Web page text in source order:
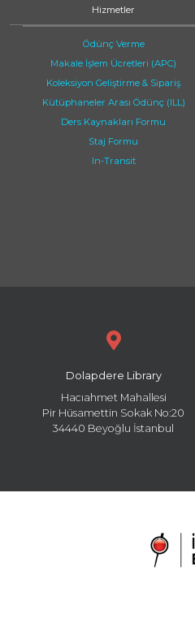
Hizmetler
Ödünç Verme
Makale İşlem Ücretleri (APC)
Koleksiyon Geliştirme & Sipariş
Kütüphaneler Arası Ödünç (ILL)
Ders Kaynakları Formu
Staj Formu
In-Transit
Dolapdere Library
Hacıahmet Mahallesi
Pir Hüsamettin Sokak No:20
34440 Beyoğlu İstanbul